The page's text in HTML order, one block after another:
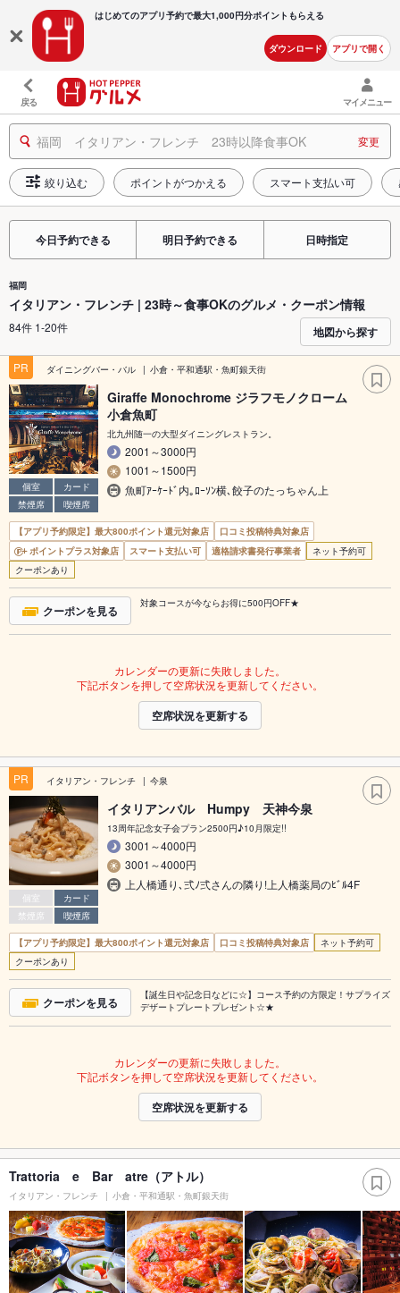
はじめてのアプリ予約で最大1,000円分ポイントもらえる
ダウンロード アプリで開く
戻る マイメニュー
福岡 イタリアン・フレンチ 23時以降食事OK 変更
絞り込む ポイントがつかえる スマート支払い可
今日予約できる 明日予約できる 日時指定
福岡
イタリアン・フレンチ | 23時～食事OKのグルメ・クーポン情報
84件 1-20件 地図から探す
PR ダイニングバー・バル 小倉・平和通駅・魚町銀天街
個室
カード
禁煙席
喫煙席
Giraffe Monochrome ジラフモノクローム
小倉魚町
北九州随一の大型ダイニングレストラン。
2001～3000円
1001～1500円
魚町ｱｰｹｰﾄﾞ内｡ﾛｰｿﾝ横､餃子のたっちゃん上
【アプリ予約限定】最大800ポイント還元対象店
口コミ投稿特典対象店
ポイントプラス対象店
スマート支払い可 適格請求書発行事業者
ネット予約可
クーポンあり
クーポンを見る 対象コースが今ならお得に500円OFF★
カレンダーの更新に失敗しました。
下記ボタンを押して空席状況を更新してください。
空席状況を更新する
PR イタリアン・フレンチ 今泉
個室
カード
禁煙席
喫煙席
イタリアンバル Humpy 天神今泉
13周年記念女子会プラン2500円♪10月限定!!
3001～4000円
3001～4000円
上人橋通り､弍ﾉ弍さんの隣り!上人橋薬局のﾋﾞﾙ4F
【アプリ予約限定】最大800ポイント還元対象店 口コミ投稿特典対象店
ネット予約可
クーポンあり
クーポンを見る
【誕生日や記念日などに☆】コース予約の方限定！サプライズ
デザートプレートプレゼント☆★
カレンダーの更新に失敗しました。
下記ボタンを押して空席状況を更新してください。
空席状況を更新する
Trattoria e Bar atre（アトル）
イタリアン・フレンチ 小倉・平和通駅・魚町銀天街